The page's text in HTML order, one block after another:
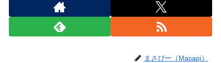
まさぴー（Masapi）